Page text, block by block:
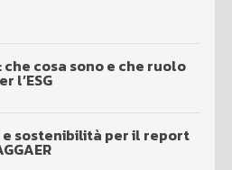
che cosa sono e che ruolo
l’ESG
e sostenibilità per il report